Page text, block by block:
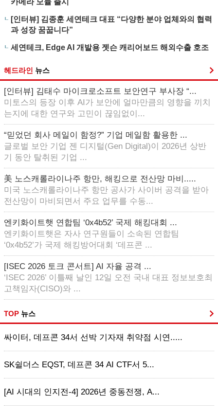
카메라 모듈 출시
[인터뷰] 김종훈 세연테크 대표 “다양한 분야 업체와의 협력
과 성장 꿈꿉니다”
세연테크, Edge AI 개발용 젯슨 캐리어보드 해외수출 호조
헤드라인 뉴스
[인터뷰] 김태수 마이크로소프트 보안연구 부사장 “...
미토스의 등장 이후 AI가 보안에 얼마만큼의 영향을 끼치
는지에 대한 연구와 고민이 끊임없이...
“믿었던 회사 메일이 함정?” 기업 메일함 활용한 ...
글로벌 보안 기업 젠 디지털(Gen Digital)이 2026년 상반
기 동안 탈취된 기업 ...
美 노스캐롤라이나주 항만, 해킹으로 전산망 마비.....
미국 노스캐롤라이나주 항만 공사가 사이버 공격을 받아
전산망이 마비되면서 주요 업무를 수동...
엔키화이트햇 연합팀 ‘0x4b52’ 국제 해킹대회 ...
엔키화이트햇은 자사 연구원들이 소속된 연합팀
‘0x4b52’가 국제 해킹방어대회 ‘데프콘 ...
[ISEC 2026 토크 콘서트] AI 자율 공격 ...
‘ISEC 2026’ 이틀째 날인 12일 오전 국내 대표 정보보호최
고책임자(CISO)와 ...
TOP 뉴스
싸이터, 데프콘 34서 선박 기자재 취약점 시연.....
SK쉴더스 EQST, 데프콘 34 AI CTF서 5...
[AI 시대의 인지전-4] 2026년 중동전쟁, A...